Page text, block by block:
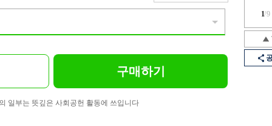
1/9
구매하기
일부는 뜻깊은 사회공헌 활동에 쓰입니다